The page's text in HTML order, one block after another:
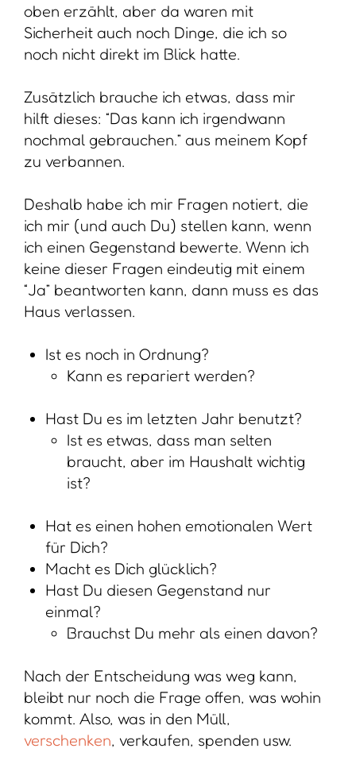
oben erzählt, aber da waren mit
Sicherheit auch noch Dinge, die ich so
noch nicht direkt im Blick hatte.
Zusätzlich brauche ich etwas, dass mir
hilft dieses: “Das kann ich irgendwann
nochmal gebrauchen.” aus meinem Kopf
zu verbannen.
Deshalb habe ich mir Fragen notiert, die
ich mir (und auch Du) stellen kann, wenn
ich einen Gegenstand bewerte. Wenn ich
keine dieser Fragen eindeutig mit einem
“Ja” beantworten kann, dann muss es das
Haus verlassen.
Ist es noch in Ordnung?
Kann es repariert werden?
Hast Du es im letzten Jahr benutzt?
Ist es etwas, dass man selten
braucht, aber im Haushalt wichtig
ist?
Hat es einen hohen emotionalen Wert
für Dich?
Macht es Dich glücklich?
Hast Du diesen Gegenstand nur
einmal?
Brauchst Du mehr als einen davon?
Nach der Entscheidung was weg kann,
bleibt nur noch die Frage offen, was wohin
kommt. Also, was in den Müll,
verschenken, verkaufen, spenden usw.